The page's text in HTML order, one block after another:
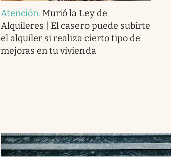
Atención. Murió la Ley de
Alquileres | El casero puede subirte
el alquiler si realiza cierto tipo de
mejoras en tu vivienda